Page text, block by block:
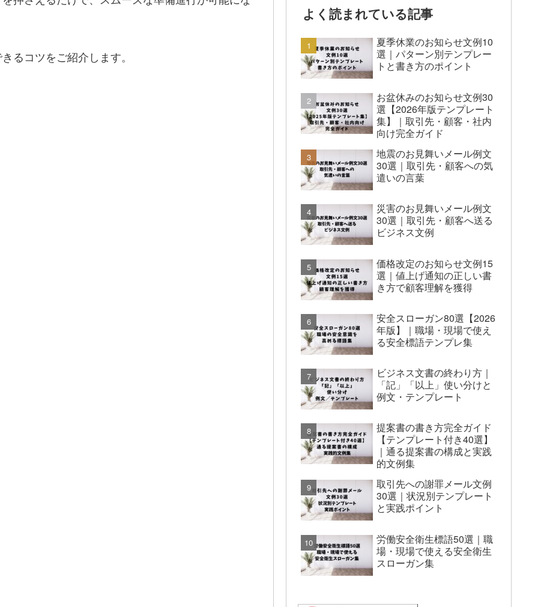
るコツをご紹介します。
よく読まれている記事
夏季休業のお知らせ文例10
選｜パターン別テンプレー
トと書き方のポイント
お盆休みのお知らせ文例30
選【2026年版テンプレート
集】｜取引先・顧客・社内
向け完全ガイド
地震のお見舞いメール例文
30選｜取引先・顧客への気
遣いの言葉
災害のお見舞いメール例文
30選｜取引先・顧客へ送る
ビジネス文例
価格改定のお知らせ文例15
選｜値上げ通知の正しい書
き方で顧客理解を獲得
安全スローガン80選【2026
年版】｜職場・現場で使え
る安全標語テンプレ集
ビジネス文書の終わり方｜
「記」「以上」使い分けと
例文・テンプレート
提案書の書き方完全ガイド
【テンプレート付き40選】
｜通る提案書の構成と実践
的文例集
取引先への謝罪メール文例
30選｜状況別テンプレート
と実践ポイント
労働安全衛生標語50選｜職
場・現場で使える安全衛生
スローガン集